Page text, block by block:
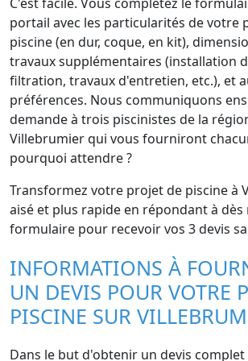
portail avec les particularités de votre
piscine (en dur, coque, en kit),
travaux supplémentaires (installation
filtration, travaux d'entretien, etc.), et
préférences. Nous communiquons
demande à trois piscinistes de la
Villebrumier qui vous fourniront
pourquoi attendre ?
Transformez votre projet de piscine à
aisé et plus rapide en répondant à
formulaire pour recevoir vos 3 devis
INFORMATIONS À
UN DEVIS POUR VOTRE
PISCINE SUR
Dans le but d'obtenir un devis